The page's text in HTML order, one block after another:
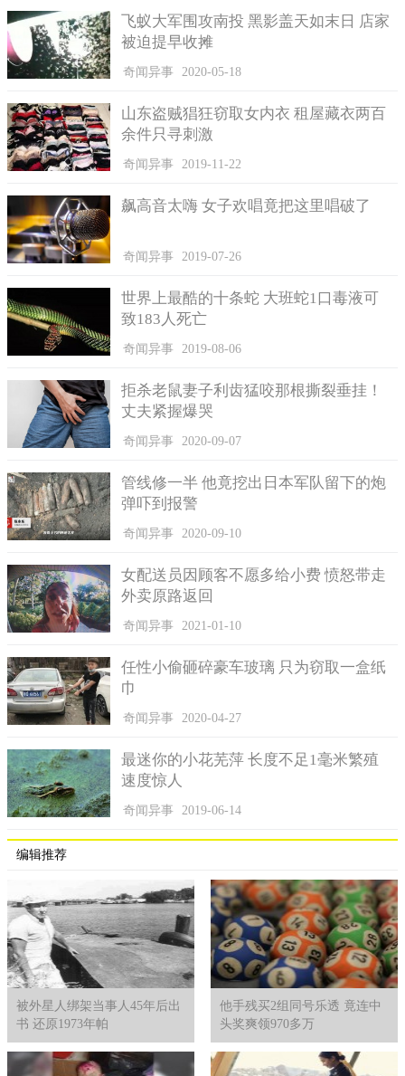
飞蚁大军围攻南投 黑影盖天如末日 店家
被迫提早收摊
奇闻异事 2020-05-18
山东盗贼猖狂窃取女内衣 租屋藏衣两百
余件只寻刺激
奇闻异事 2019-11-22
飙高音太嗨 女子欢唱竟把这里唱破了
奇闻异事 2019-07-26
世界上最酷的十条蛇 大班蛇1口毒液可
致183人死亡
奇闻异事 2019-08-06
拒杀老鼠妻子利齿猛咬那根撕裂垂挂！
丈夫紧握爆哭
奇闻异事 2020-09-07
管线修一半 他竟挖出日本军队留下的炮
弹吓到报警
奇闻异事 2020-09-10
女配送员因顾客不愿多给小费 愤怒带走
外卖原路返回
奇闻异事 2021-01-10
任性小偷砸碎豪车玻璃 只为窃取一盒纸
巾
奇闻异事 2020-04-27
最迷你的小花芜萍 长度不足1毫米繁殖
速度惊人
奇闻异事 2019-06-14
编辑推荐
被外星人绑架当事人45年后出
书 还原1973年帕
他手残买2组同号乐透 竟连中
头奖爽领970多万